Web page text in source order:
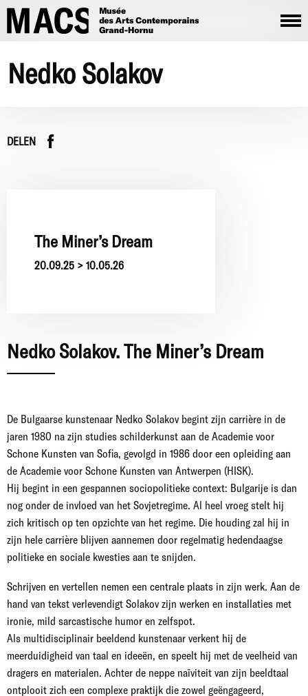
Overslaan en naar de inhoud gaan
Nedko Solakov
DELEN
The Miner’s Dream
20.09.25 > 10.05.26
Nedko Solakov. The Miner’s Dream
De Bulgaarse kunstenaar Nedko Solakov begint zijn carrière in de
jaren 1980 na zijn studies schilderkunst aan de Academie voor
Schone Kunsten van Sofia, gevolgd in 1986 door een opleiding aan
de Academie voor Schone Kunsten van Antwerpen (HISK).
Hij begint in een gespannen sociopolitieke context: Bulgarije is dan
nog onder de invloed van het Sovjetregime. Al heel vroeg stelt hij
zich kritisch op ten opzichte van het regime. Die houding zal hij in
zijn hele carrière blijven aannemen door regelmatig hedendaagse
politieke en sociale kwesties aan te snijden.
Schrijven en vertellen nemen een centrale plaats in zijn werk. Aan de
hand van tekst verlevendigt Solakov zijn werken en installaties met
ironie, mild sarcastische humor en zelfspot.
Als multidisciplinair beeldend kunstenaar verkent hij de
meerduidigheid van taal en ideeën, en speelt hij met de veelheid van
dragers en materialen. Achter de neppe naïviteit van zijn beeldtaal
ontplooit zich een complexe praktijk die zowel geëngageerd,